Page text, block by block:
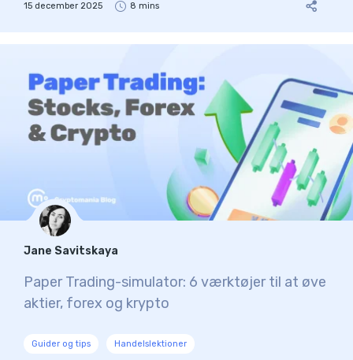
15 december 2025 8 mins
Jane Savitskaya
Paper Trading-simulator: 6 værktøjer til at øve
aktier, forex og krypto
Guider og tips Handelslektioner